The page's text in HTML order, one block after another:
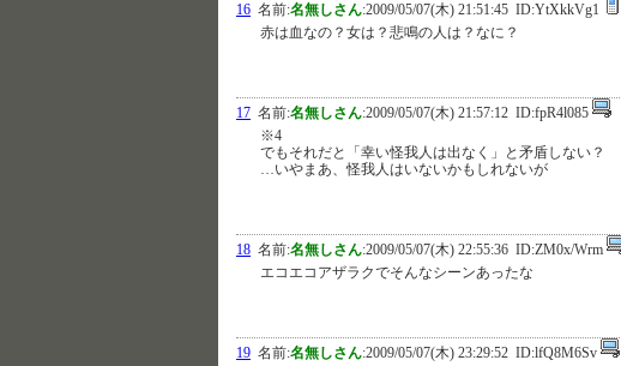
16 名前:名無しさん:2009/05/07(木) 21:51:45 ID:YtXkkVg1
赤は血なの？女は？悲鳴の人は？なに？
17 名前:名無しさん:2009/05/07(木) 21:57:12 ID:fpR4l085
※4
でもそれだと「幸い怪我人は出なく」と矛盾しない？
…いやまあ、怪我人はいないかもしれないが
18 名前:名無しさん:2009/05/07(木) 22:55:36 ID:ZM0x/Wrm
エコエコアザラクでそんなシーンあったな
19 名前:名無しさん:2009/05/07(木) 23:29:52 ID:lfQ8M6Sv